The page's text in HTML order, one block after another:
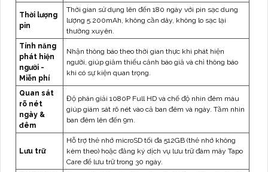
Thời lượng
pin
Thời gian sử dụng lên đến 180 ngày với pin sạc dung
lượng 5.200mAh, không cần dây, không lo sạc lại
thường xuyên.
Tính năng
phát hiện
người -
Miễn phí
Nhận thông báo theo thời gian thực khi phát hiện
người, giúp giảm thiểu cảnh báo giả và chỉ thông báo
khi có sự kiện quan trọng.
Quan sát
rõ nét
ngày &
đêm
Độ phân giải 1080P Full HD và chế độ nhìn đêm màu
giúp giám sát rõ nét vào cả ban đêm và ngày. Tầm nhìn
ban đêm lên đến 9m.
Lưu trữ
Hỗ trợ thẻ nhớ microSD tối đa 512GB (thẻ nhớ không
kèm theo) hoặc đăng ký dịch vụ lưu trữ đám mây Tapo
Care để lưu trữ trong 30 ngày.